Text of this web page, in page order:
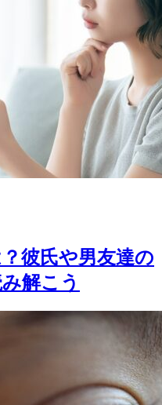
彼氏や男友達の
解こう